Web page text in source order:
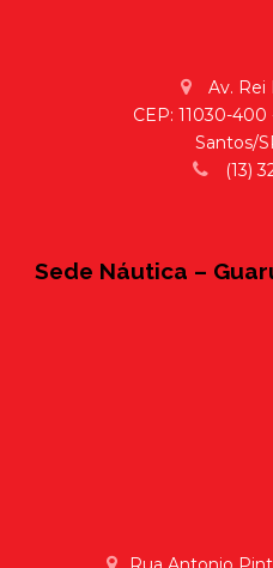
Av. Rei
CEP: 11030-
Santos/
(13)
Sede Náutica –